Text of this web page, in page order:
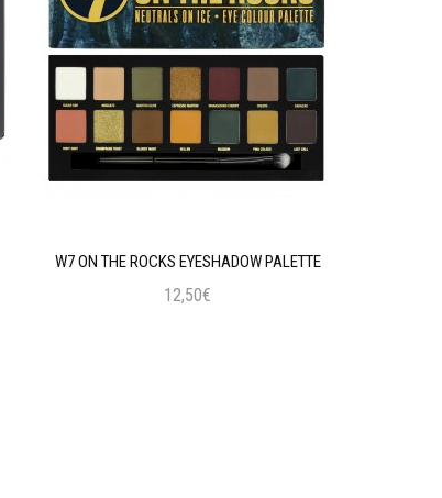
W7 ON THE ROCKS EYESHADOW PALETTE
12,50€